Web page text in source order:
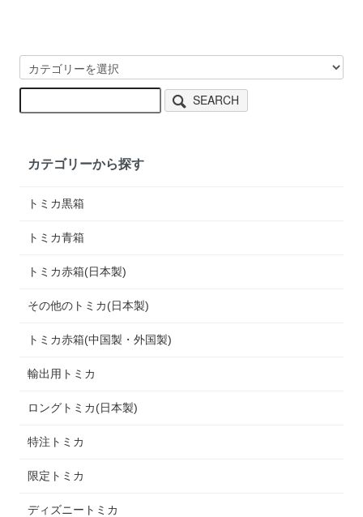
SEARCH
カテゴリーから探す
トミカ黒箱
トミカ青箱
トミカ赤箱(日本製)
その他のトミカ(日本製)
トミカ赤箱(中国製・外国製)
輸出用トミカ
ロングトミカ(日本製)
特注トミカ
限定トミカ
ディズニートミカ